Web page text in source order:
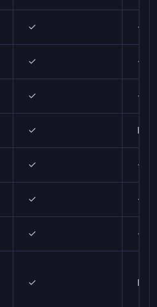
✓ ✓
✓ ✓
✓ ✓
✓ N/A
✓ ✓
✓ ✓
✓ ✓
✓ N/A